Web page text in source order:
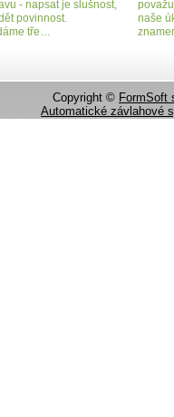
- napsat je slušnost,
povinnost.
tře…
naše
Copyright © FormSoft
Automatické závlahové